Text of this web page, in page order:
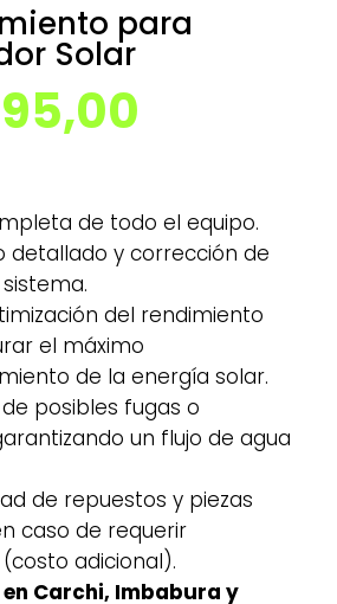
para
Solar
95,00
es:
$95,00.
de todo el equipo.
detallado y corrección de
del rendimiento
el máximo
de la energía solar.
posibles fugas o
un flujo de agua
de repuestos y piezas
caso de requerir
adicional).
Carchi, Imbabura y